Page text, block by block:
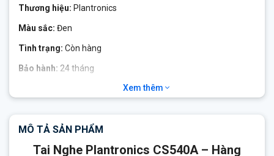
Thương hiệu: Plantronics
Màu sắc: Đen
Tình trạng: Còn hàng
Bảo hành: 24 tháng
là tai nghe DECT ™ siêu nhẹ với phạm vi
không dây 120 mét, lý tưởng để làm việc trong môi trường bàn
một cuộc gọi.
Xem thêm
MÔ TẢ SẢN PHẨM
Tai Nghe Plantronics CS540A – Hàng